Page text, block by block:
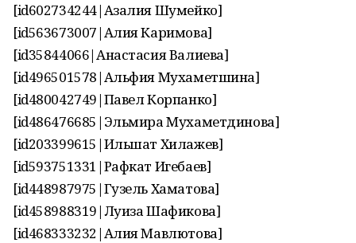
[id602734244|Азалия Шумейко]
[id563673007|Алия Каримова]
[id35844066|Анастасия Валиева]
[id496501578|Альфия Мухаметшина]
[id480042749|Павел Корпанко]
[id486476685|Эльмира Мухаметдинова]
[id203399615|Ильшат Хилажев]
[id593751331|Рафкат Игебаев]
[id448987975|Гузель Хаматова]
[id458988319|Луиза Шафикова]
[id468333232|Алия Мавлютова]